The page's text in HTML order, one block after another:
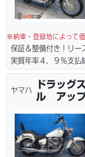
※納車・登録地によって
保証＆整備付き！リー
実質年率４．９％支払
どこでも１万円〜4.5
港止めになります）
ド各種取り扱ってま
てます。当社ホームペ
ヤマハ
ドラッ
ル アッ